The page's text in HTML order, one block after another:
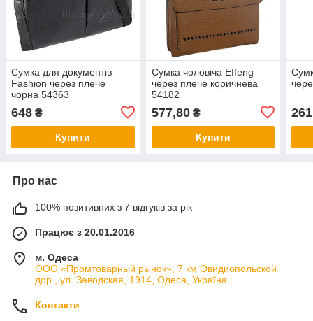
Сумка для документів
Fashion через плече
чорна 54363
648 ₴
Купити
Сумка чоловіча Effeng
через плече коричнева
54182
577,80₴
Купити
261
Про нас
100% позитивних з 7 відгуків за рік
Працює з 20.01.2016
м. Одеса
ООО «Промтоварный рынок», 7 км Овидиопольской
дор., ул. Заводская, 1914, Одеса, Україна
Контакти